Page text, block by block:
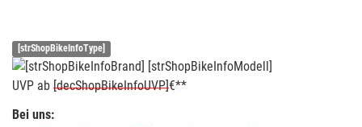
[strShopBikeInfoType]
UVP ab [decShopBikeInfoUVP]€**
Bei uns: